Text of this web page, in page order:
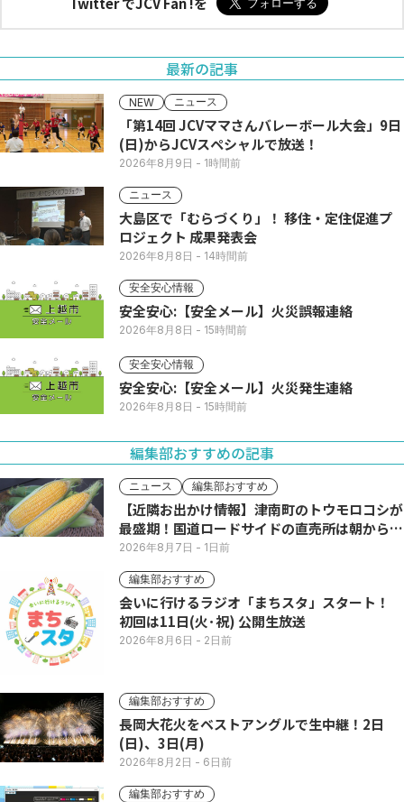
最新の記事
NEW ニュース
「第14回 JCVママさんバレーボール大会」9日
(日)からJCVスペシャルで放送！
2026年8月9日 - 1時間前
ニュース
大島区で「むらづくり」！ 移住・定住促進プ
ロジェクト 成果発表会
2026年8月8日 - 14時間前
安全安心情報
安全安心:【安全メール】火災誤報連絡
2026年8月8日 - 15時間前
安全安心情報
安全安心:【安全メール】火災発生連絡
2026年8月8日 - 15時間前
編集部おすすめの記事
ニュース 編集部おすすめ
【近隣お出かけ情報】津南町のトウモロコシが
最盛期！国道ロードサイドの直売所は朝から長
い列
2026年8月7日 - 1日前
編集部おすすめ
会いに行けるラジオ「まちスタ」スタート！
初回は11日(火･祝) 公開生放送
2026年8月6日 - 2日前
編集部おすすめ
長岡大花火をベストアングルで生中継！2日
(日)、3日(月)
2026年8月2日 - 6日前
編集部おすすめ